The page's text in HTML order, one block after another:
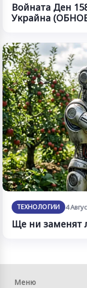
Войната Ден
Украйна
ТЕХНОЛОГИИ 4
Ще ни заменят
Меню